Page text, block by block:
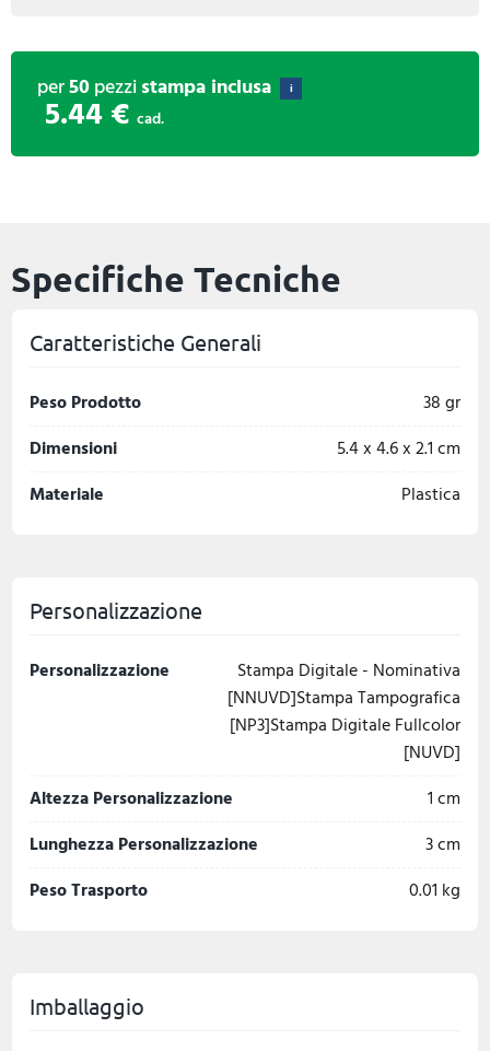
per50pezzistampa inclusa i
5.44 € cad.
Specifiche Tecniche
Caratteristiche Generali
Peso Prodotto
38 gr
Dimensioni
5.4 x 4.6 x 2.1 cm
Materiale
Plastica
Personalizzazione
Personalizzazione
Stampa Digitale - Nominativa
[NNUVD]Stampa Tampografica
[NP3]Stampa Digitale Fullcolor
[NUVD]
Altezza Personalizzazione
1 cm
Lunghezza Personalizzazione
3 cm
Peso Trasporto
0.01 kg
Imballaggio